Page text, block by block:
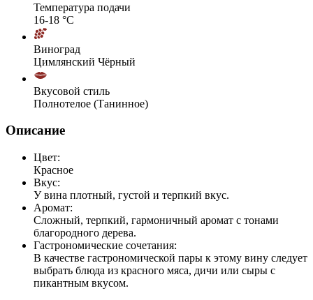
Температура подачи
16-18 °С
Виноград
Цимлянский Чёрный
Вкусовой стиль
Полнотелое (Танинное)
Описание
Цвет:
Красное
Вкус:
У вина плотный, густой и терпкий вкус.
Аромат:
Сложный, терпкий, гармоничный аромат с тонами
благородного дерева.
Гастрономические сочетания:
В качестве гастрономической пары к этому вину следует
выбрать блюда из красного мяса, дичи или сыры с
пикантным вкусом.